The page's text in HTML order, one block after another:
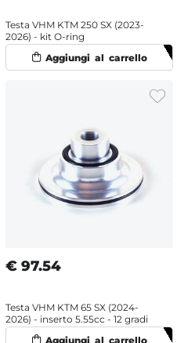
Testa VHM KTM 250 SX (2023-
2026) - kit O-ring
€ 97.54
Testa VHM KTM 65 SX (2024-
2026) - inserto 5.55cc - 12 gradi